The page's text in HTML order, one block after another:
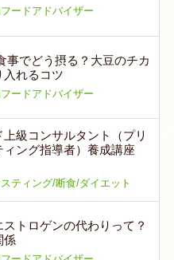
ードアドバイザー
事でどう摂る？大豆のチカ
入れるコツ
ードアドバイザー
級コンサルタント（プリ
ィング指導者）養成講座
ティング/断食/ダイエット
トロゲンの代わりって？
係